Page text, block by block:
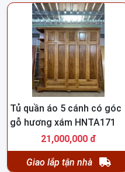
Tủ quần áo 5 cánh có góc
gỗ hương xám HNTA171
21,000,000 đ
Giao lắp tận nhà